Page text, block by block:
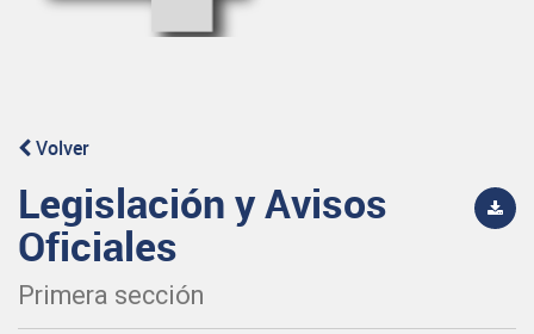
Volver
Legislación y Avisos
Oficiales
Primera sección